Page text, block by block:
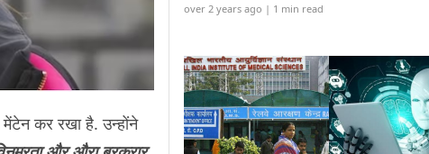
कर रखा है. उन्होंने
over 2 years ago | 1 min read